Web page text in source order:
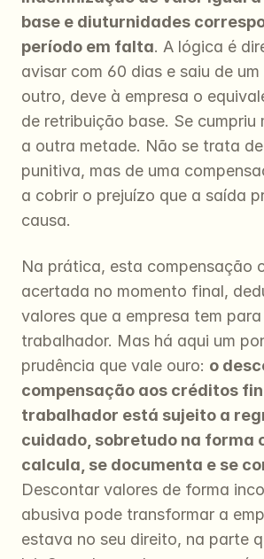
base e diuturnidades
período em falta. A lógica é
avisar com 60 dias e saiu de
outro, deve à empresa o
de retribuição base. Se cumpriu
a outra metade. Não se trata
punitiva, mas de uma
a cobrir o prejuízo que a saída
causa.
Na prática, esta compensação
acertada no momento final,
valores que a empresa tem
trabalhador. Mas há aqui um
prudência que vale ouro: o
compensação aos créditos
trabalhador está sujeito a
cuidado, sobretudo na forma
calcula, se documenta e se
Descontar valores de forma
abusiva pode transformar a
estava no seu direito, na parte